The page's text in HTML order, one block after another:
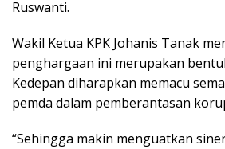
Ruswanti.
Wakil Ketua KPK Johanis Tanak
penghargaan ini merupakan
Kedepan diharapkan memacu
pemda dalam pemberantasan
“Sehingga makin menguatkan